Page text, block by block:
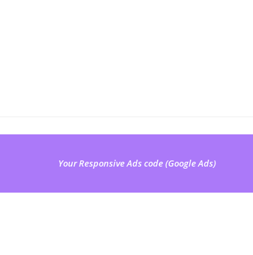
Your Responsive Ads code (Google Ads)